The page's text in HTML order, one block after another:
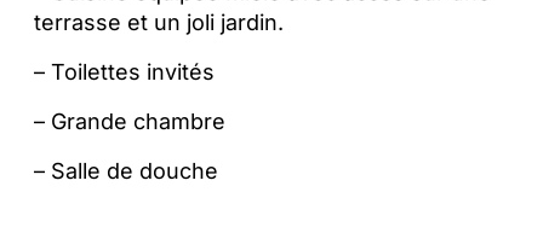
terrasse et un joli jardin.
– Toilettes invités
– Grande chambre
– Salle de douche